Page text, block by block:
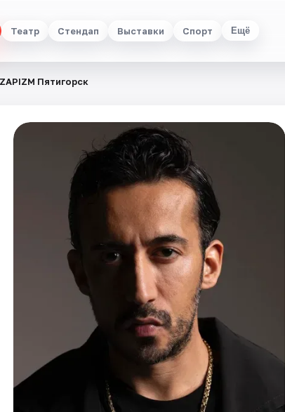
Театр Стендап Выставки Спорт Ещё
Пятигорск